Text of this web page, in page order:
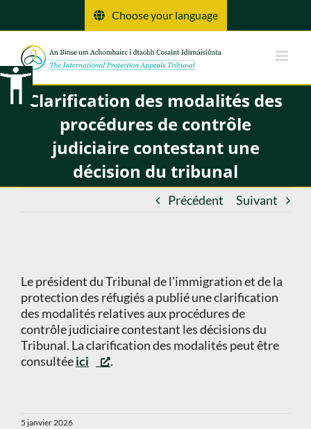
Choose your language
Clarification des modalités des
procédures de contrôle
judiciaire contestant une
décision du tribunal
Précédent Suivant
Le président du Tribunal de l'immigration et de la
protection des réfugiés a publié une clarification
des modalités relatives aux procédures de
contrôle judiciaire contestant les décisions du
Tribunal. La clarification des modalités peut être
consultéeici .
5 janvier 2026